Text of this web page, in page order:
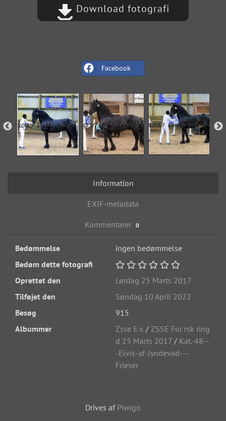
Download fotografi
Facebook
Information
EXIF-metadata
Kommentarer 0
Bedømmelse
ingen bedømmelse
Bedøm dette fotografi
Oprettet den
Lørdag 25 Marts 2017
Tilføjet den
Søndag 10 April 2022
Besøg
915
Albummer
Zsse E.v./ ZSSE For rsk ring
d 25 Marts 2017/ Kat.-48--
-Elvis-af-Jyndevad---
Frieser
Drives af Piwigo